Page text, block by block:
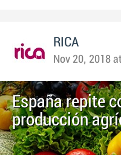
RICA
Nov 20, 2018
España repite
producción